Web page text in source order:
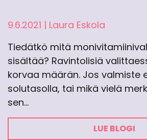
9.6.2021 | Laura Eskola
Tiedätkö mitä
sisältää? Ravintolisiä
korvaa määrän. Jos valmiste
solutasolla, tai mikä vielä
sen…
LUE BLOGI